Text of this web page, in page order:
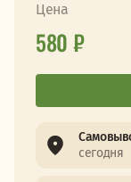
Цена
580 ₽
сегодня